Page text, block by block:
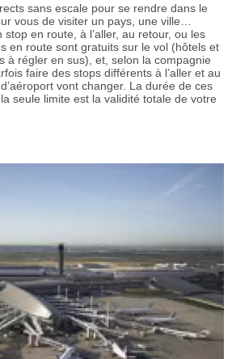
sans escale pour se rendre dans le
vous de visiter un pays, une ville…
en route, à l’aller, au retour, ou les
en route sont gratuits sur le vol (hôtels et
à régler en sus), et, selon la compagnie
faire des stops différents à l’aller et au
vont changer. La durée de ces
seule limite est la validité totale de votre